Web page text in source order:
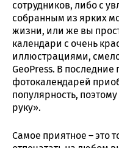
сотрудников, либо с
собранным из ярких
жизни, или же вы
календари с очень
иллюстрациями,
GeoPress. В последние
фотокалендарей
популярность,
руку».
Самое приятное – это